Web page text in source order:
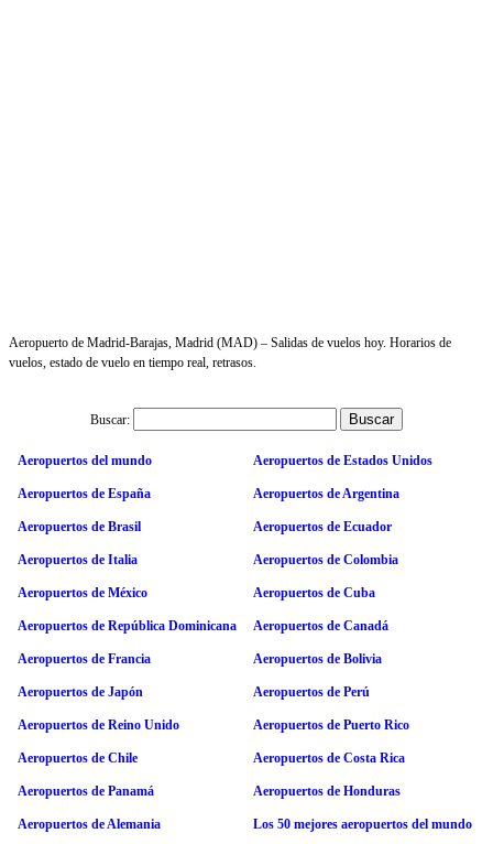
Aeropuerto de Madrid-Barajas, Madrid (MAD) – Salidas de vuelos hoy. Horarios de
vuelos, estado de vuelo en tiempo real, retrasos.
Buscar:
Aeropuertos del mundo Aeropuertos de Estados Unidos
Aeropuertos de España Aeropuertos de Argentina
Aeropuertos de Brasil Aeropuertos de Ecuador
Aeropuertos de Italia Aeropuertos de Colombia
Aeropuertos de México Aeropuertos de Cuba
Aeropuertos de República Dominicana Aeropuertos de Canadá
Aeropuertos de Francia Aeropuertos de Bolivia
Aeropuertos de Japón Aeropuertos de Perú
Aeropuertos de Reino Unido Aeropuertos de Puerto Rico
Aeropuertos de Chile Aeropuertos de Costa Rica
Aeropuertos de Panamá Aeropuertos de Honduras
Aeropuertos de Alemania Los 50 mejores aeropuertos del mundo